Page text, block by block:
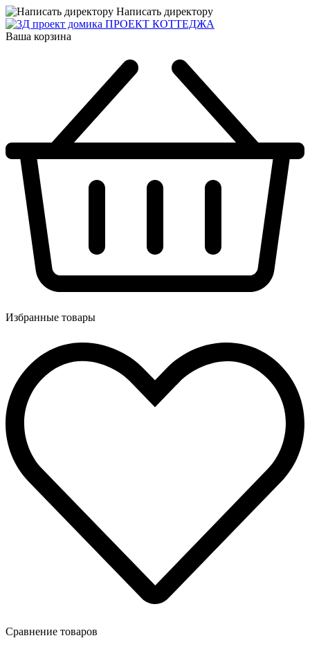
Написать директору
ПРОЕКТ КОТТЕДЖА
Ваша корзина
Избранные товары
Сравнение товаров